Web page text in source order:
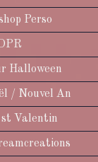
Perso
Halloween
/ Nouvel An
st Valentin